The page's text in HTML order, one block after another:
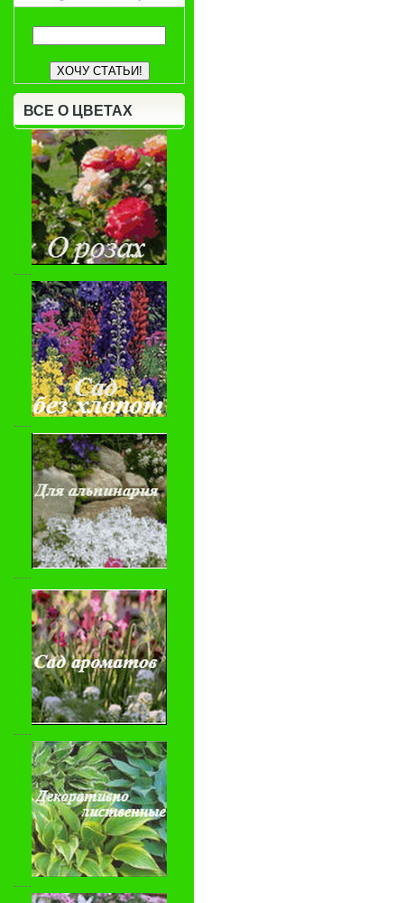
ВСЕ О ЦВЕТАХ
-----
-----
-----
-----
-----